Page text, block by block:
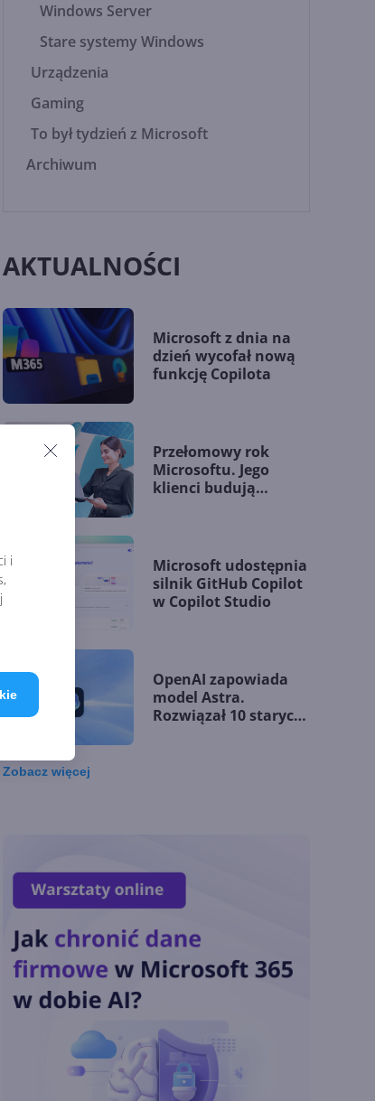
i
Windows Server
Stare systemy Windows
Urządzenia
Gaming
To był tydzień z Microsoft
Archiwum
AKTUALNOŚCI
Microsoft z dnia na
dzień wycofał nową
funkcję Copilota
Przełomowy rok
Microsoftu. Jego
klienci budują
Microsoft udostępnia
silnik GitHub Copilot
w Copilot Studio
OpenAI zapowiada
model Astra.
Rozwiązał 10 starych
Lista zmian w
Microsoft 365 Copilot.
Podsumowanie lipca
2026
modeli GPT-5.6.
Odpowiedź na presję
Chin
Zobaczwięcej